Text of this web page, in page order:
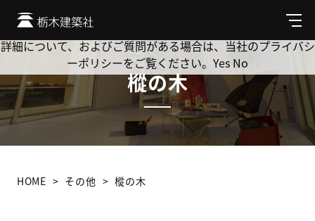
メ
ニ
ュ
樅の木
HOME その他 樅の木
Cookie を使用して、お客様の活動を追跡してもよろしいです
か? 当社ではお客様のプライバシーを極めて重視しています。
詳細について、およびご質問がある場合は、当社のプライバシ
ーポリシーをご覧ください。 Yes No